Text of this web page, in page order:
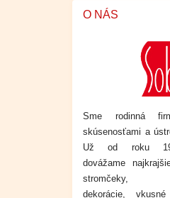
O NÁS
Sme rodinná
skúsenosťami a
Už od roku
dovážame
dekorácie, vkusné